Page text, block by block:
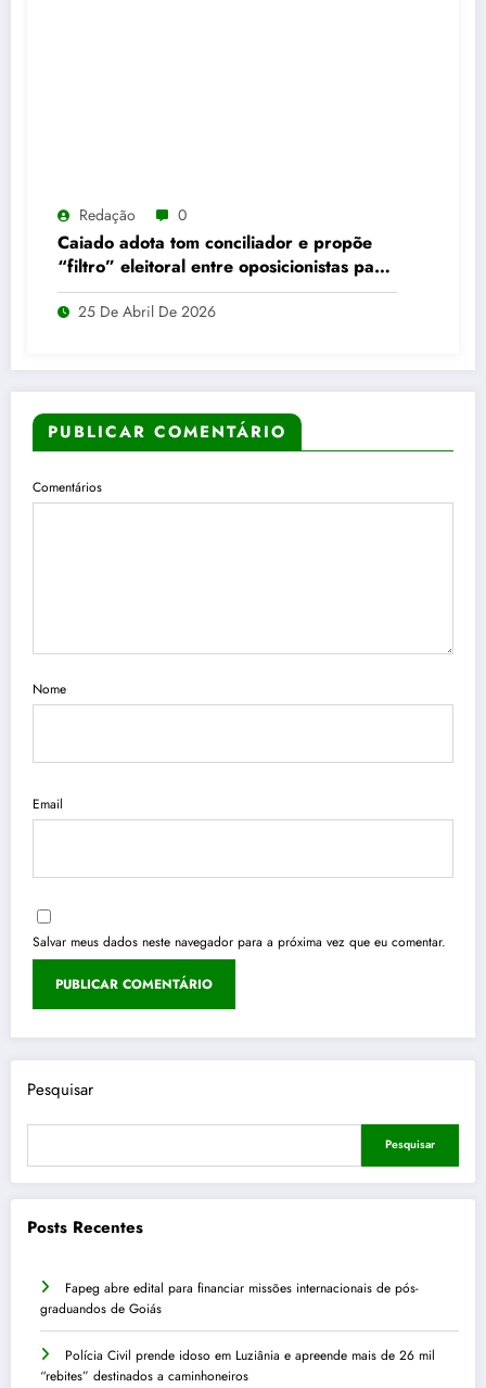
Redação 0
Caiado adota tom conciliador e propõe
“filtro” eleitoral entre oposicionistas para
2026
25 De Abril De 2026
PUBLICAR COMENTÁRIO
Comentários
Nome
Email
Salvar meus dados neste navegador para a próxima vez que eu comentar.
Pesquisar
Pesquisar
Posts Recentes
Fapeg abre edital para financiar missões internacionais de pós-
graduandos de Goiás
Polícia Civil prende idoso em Luziânia e apreende mais de 26 mil
“rebites” destinados a caminhoneiros